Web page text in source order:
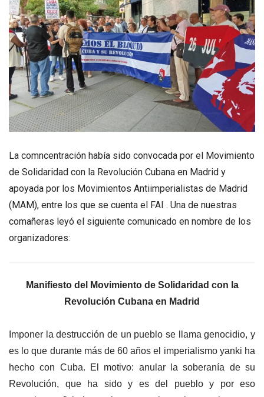
La comncentración había sido convocada por el Movimiento
de Solidaridad con la Revolución Cubana en Madrid y
apoyada por los Movimientos Antiimperialistas de Madrid
(MAM), entre los que se cuenta el FAI . Una de nuestras
comañeras leyó el siguiente comunicado en nombre de los
organizadores:
Manifiesto del Movimiento de Solidaridad con la
Revolución Cubana en Madrid
Imponer la destrucción de un pueblo se llama genocidio, y
es lo que durante más de 60 años el imperialismo yanki ha
hecho con Cuba. El motivo: anular la soberanía de su
Revolución, que ha sido y es del pueblo y por eso